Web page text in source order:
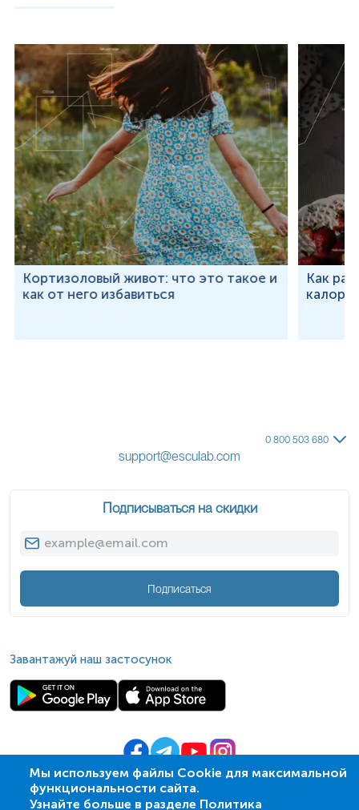
Кортизоловый живот: что это такое и
как от него избавиться
Как
Мы используем файлы Cookie для максимальной
функциональности сайта.
Узнайте больше в разделе Политика
0 800 503 680
support@esculab.com
Подписываться на скидки
Подписаться
Завантажуй наш застосунок
© 2009- 2026| ПСМЛ «Ескулаб»